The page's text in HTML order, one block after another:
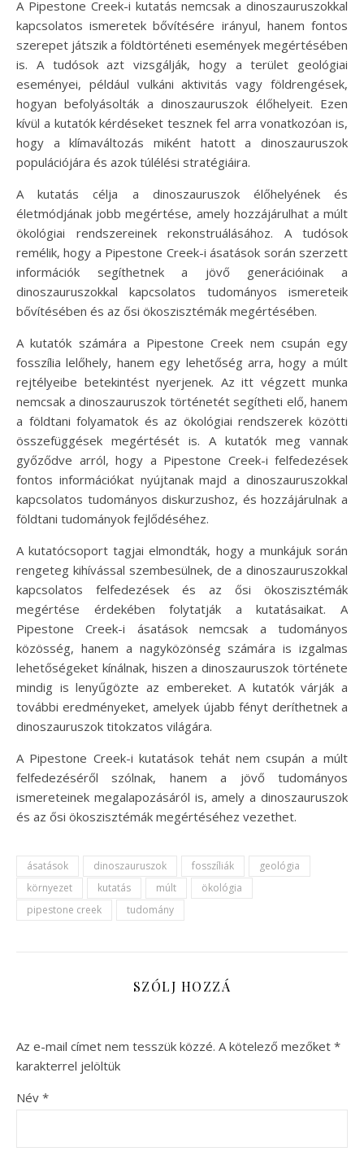
A Pipestone Creek-i kutatás nemcsak a dinoszauruszokkal
kapcsolatos ismeretek bővítésére irányul, hanem fontos
szerepet játszik a földtörténeti események megértésében
is. A tudósok azt vizsgálják, hogy a terület geológiai
eseményei, például vulkáni aktivitás vagy földrengések,
hogyan befolyásolták a dinoszauruszok élőhelyeit. Ezen
kívül a kutatók kérdéseket tesznek fel arra vonatkozóan is,
hogy a klímaváltozás miként hatott a dinoszauruszok
populációjára és azok túlélési stratégiáira.
A kutatás célja a dinoszauruszok élőhelyének és
életmódjának jobb megértése, amely hozzájárulhat a múlt
ökológiai rendszereinek rekonstruálásához. A tudósok
remélik, hogy a Pipestone Creek-i ásatások során szerzett
információk segíthetnek a jövő generációinak a
dinoszauruszokkal kapcsolatos tudományos ismereteik
bővítésében és az ősi ökoszisztémák megértésében.
A kutatók számára a Pipestone Creek nem csupán egy
fosszília lelőhely, hanem egy lehetőség arra, hogy a múlt
rejtélyeibe betekintést nyerjenek. Az itt végzett munka
nemcsak a dinoszauruszok történetét segítheti elő, hanem
a földtani folyamatok és az ökológiai rendszerek közötti
összefüggések megértését is. A kutatók meg vannak
győződve arról, hogy a Pipestone Creek-i felfedezések
fontos információkat nyújtanak majd a dinoszauruszokkal
kapcsolatos tudományos diskurzushoz, és hozzájárulnak a
földtani tudományok fejlődéséhez.
A kutatócsoport tagjai elmondták, hogy a munkájuk során
rengeteg kihívással szembesülnek, de a dinoszauruszokkal
kapcsolatos felfedezések és az ősi ökoszisztémák
megértése érdekében folytatják a kutatásaikat. A
Pipestone Creek-i ásatások nemcsak a tudományos
közösség, hanem a nagyközönség számára is izgalmas
lehetőségeket kínálnak, hiszen a dinoszauruszok története
mindig is lenyűgözte az embereket. A kutatók várják a
további eredményeket, amelyek újabb fényt deríthetnek a
dinoszauruszok titokzatos világára.
A Pipestone Creek-i kutatások tehát nem csupán a múlt
felfedezéséről szólnak, hanem a jövő tudományos
ismereteinek megalapozásáról is, amely a dinoszauruszok
és az ősi ökoszisztémák megértéséhez vezethet.
ásatások dinoszauruszok fosszíliák
geológia
környezet
kutatás múlt
ökológia
pipestone creek
tudomány
SZÓLJ HOZZÁ
Az e-mail címet nem tesszük közzé. A kötelező mezőket *
karakterrel jelöltük
Név *